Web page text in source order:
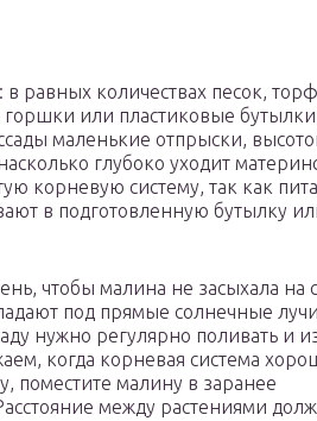
равных количествах песок,
или пластиковые
маленькие отпрыски,
глубоко уходит
корневую систему, так как
в подготовленную бутылку
чтобы малина не засыхала на
под прямые солнечные
нужно регулярно поливать и
когда корневая система
поместите малину в заранее
между растениями